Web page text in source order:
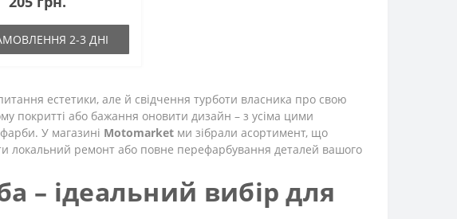
2-3 ДНІ
естетики, але й свідчення турботи власника про свою
покритті або бажання оновити дизайн – з усіма цими
У магазині Motomarketми зібрали асортимент, що
локальний ремонт або повне перефарбування деталей вашого
– ідеальний вибір для